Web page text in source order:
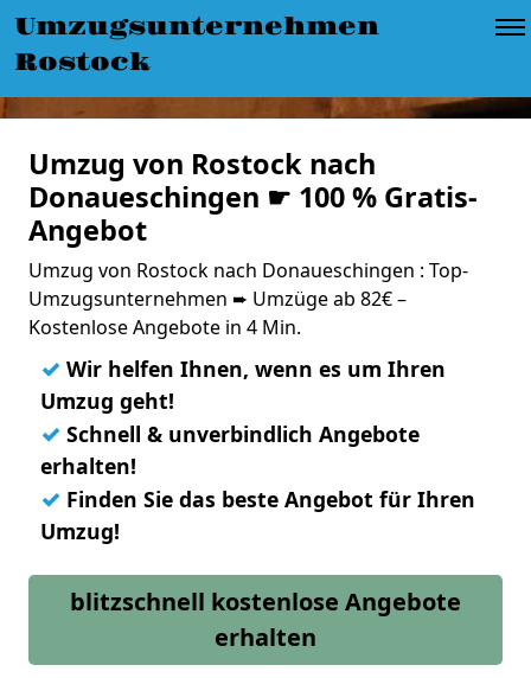
Umzugsunternehmen
Rostock
Umzug von Rostock nach
Donaueschingen ☛ 100 % Gratis-
Angebot
Umzug von Rostock nach Donaueschingen : Top-
Umzugsunternehmen ➨ Umzüge ab 82€ –
Kostenlose Angebote in 4 Min.
✓ Wir helfen Ihnen, wenn es um Ihren
Umzug geht!
✓ Schnell & unverbindlich Angebote
erhalten!
✓ Finden Sie das beste Angebot für Ihren
Umzug!
blitzschnell kostenlose Angebote
erhalten